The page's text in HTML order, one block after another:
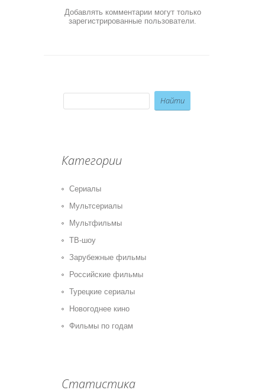
Добавлять комментарии могут только
зарегистрированные пользователи.
Категории
Сериалы
Мультсериалы
Мультфильмы
ТВ-шоу
Зарубежные фильмы
Российские фильмы
Турецкие сериалы
Новогоднее кино
Фильмы по годам
Статистика